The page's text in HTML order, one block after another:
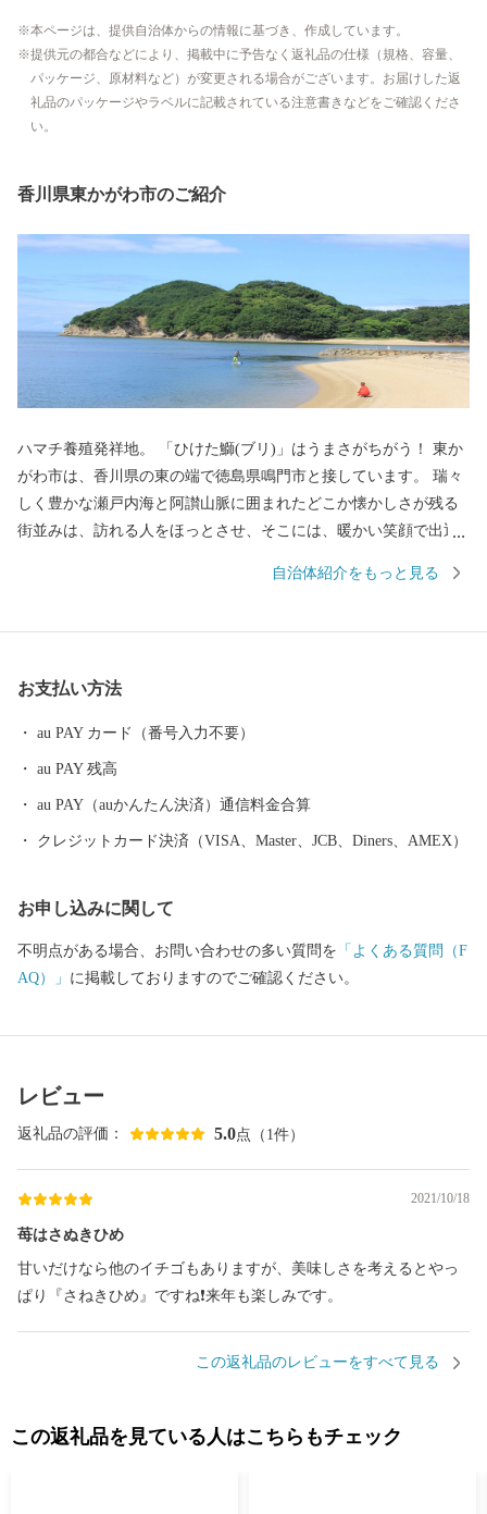
本ページは、提供自治体からの情報に基づき、作成しています。
提供元の都合などにより、掲載中に予告なく返礼品の仕様（規格、容量、
パッケージ、原材料など）が変更される場合がございます。お届けした返
礼品のパッケージやラベルに記載されている注意書きなどをご確認くださ
い。
香川県東かがわ市のご紹介
ハマチ養殖発祥地。 「ひけた鰤(ブリ)」はうまさがちがう！ 東か
がわ市は、香川県の東の端で徳島県鳴門市と接しています。 瑞々
しく豊かな瀬戸内海と阿讃山脈に囲まれたどこか懐かしさが残る
街並みは、訪れる人をほっとさせ、そこには、暖かい笑顔で出迎
ハマチは地域ブランドとしても有名でその味は絶品です。また、
を守り、作り続けられている和三盆糖など、技術、伝統、文化を
います。 いただいたご寄付は、子どものため、地域のため、伝統
文化の継承のためなどに有効に使わせていただきます。
自治体紹介をもっと見る
お支払い方法
au PAY カード（番号入力不要）
au PAY 残高
au PAY（auかんたん決済）通信料金合算
クレジットカード決済（VISA、Master、JCB、Diners、AMEX）
お申し込みに関して
不明点がある場合、お問い合わせの多い質問を 「よくある質問（F
AQ）」 に掲載しておりますのでご確認ください。
レビュー
返礼品の評価： 5.0点（1件）
2021/10/18
苺はさぬきひめ
甘いだけなら他のイチゴもありますが、美味しさを考えるとやっ
ぱり『さねきひめ』ですね❗️来年も楽しみです。
この返礼品のレビューをすべて見る
この返礼品を見ている人はこちらもチェック